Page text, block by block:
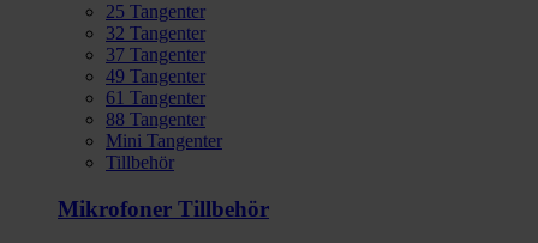
25 Tangenter
32 Tangenter
37 Tangenter
49 Tangenter
61 Tangenter
88 Tangenter
Mini Tangenter
Tillbehör
Mikrofoner Tillbehör